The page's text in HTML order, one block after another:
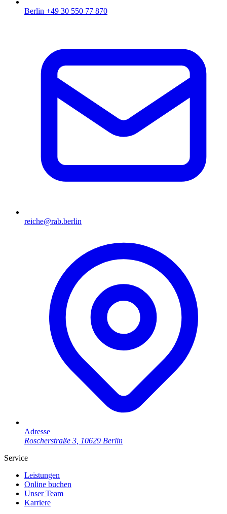
Berlin +49 30 550 77 870
reiche@rab.berlin
Adresse
Roscherstraße 3, 10629 Berlin
Service
Leistungen
Online buchen
Unser Team
Karriere